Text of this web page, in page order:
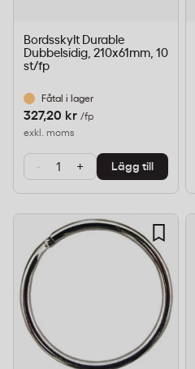
Bordsskylt Durable
Dubbelsidig, 210x61mm, 10
st/fp
Fåtal i lager
327,20 kr /fp
exkl. moms
- + Lägg till